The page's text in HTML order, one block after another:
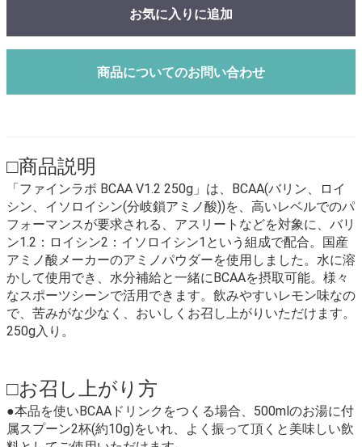
お気に入りに追加
商品についてのお問い合わせ
□商品説明
「ファインラボ BCAA V1.2 250g」は、BCAA(バリン、ロイ
シン、イソロイシン(分岐鎖アミノ酸))を、高いレベルでのパ
フォーマンスが要求される、アスリートなどを対象に、バリ
ン1.2：ロイシン2：イソロイシン1という組成で配合。国産
アミノ酸メーカーのアミノパウダーを使用しました。水に溶
かして使用でき、水分補給と一緒にBCAAを摂取可能。様々
なスポーツシーンで活用できます。飲みやすいレモン味なの
で、苦みがな少なく、おいしくお召し上がりいただけます。
250g入り。
□お召し上がり方
●本品を使いBCAAドリンクをつくる場合、500mlのお湯に付
属スプーン2杯(約10g)をいれ、よく振って頂くと美味しい飲